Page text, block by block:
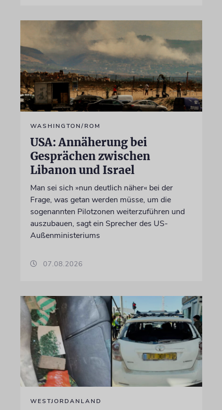
WASHINGTON/ROM
USA: Annäherung bei
Gesprächen zwischen
Libanon und Israel
Man sei sich »nun deutlich näher« bei der
Frage, was getan werden müsse, um die
sogenannten Pilotzonen weiterzuführen und
auszubauen, sagt ein Sprecher des US-
Außenministeriums
07.08.2026
WESTJORDANLAND